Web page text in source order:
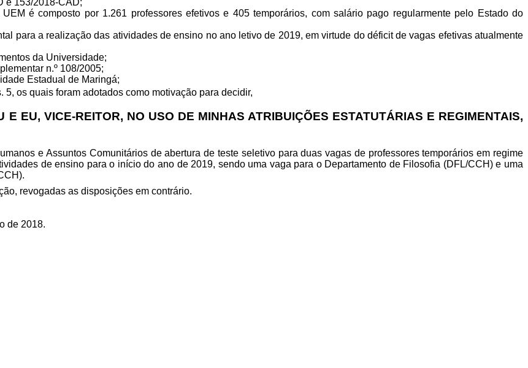
e 153/2018-CAD;
é composto por 1.261 professores efetivos e 405 temporários, com salário pago regularmente pelo Estado do
para a realização das atividades de ensino no ano letivo de 2019, em virtude do déficit de vagas efetivas atualmente
da Universidade;
n.º 108/2005;
Estadual de Maringá;
os quais foram adotados como motivação para decidir,
EU, VICE-REITOR, NO USO DE MINHAS ATRIBUIÇÕES ESTATUTÁRIAS E REGIMENTAIS,
e Assuntos Comunitários de abertura de teste seletivo para duas vagas de professores temporários em regime
de ensino para o início do ano de 2019, sendo uma vaga para o Departamento de Filosofia (DFL/CCH) e uma
.
revogadas as disposições em contrário.
de 2018.